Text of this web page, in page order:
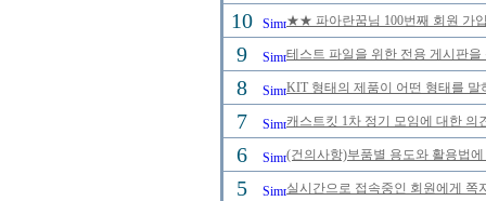
10 ★★ 파아란꿈님 100번째 회원 가
9 테스트 파일을 위한 전용 게시판
8 KIT 형태의 제품이 어떤 형태를
7 캐스트킷 1차 정기 모임에 대한 의
6 (건의사항)부품별 용도와 활용법
5 실시간으로 접속중인 회원에게 쪽